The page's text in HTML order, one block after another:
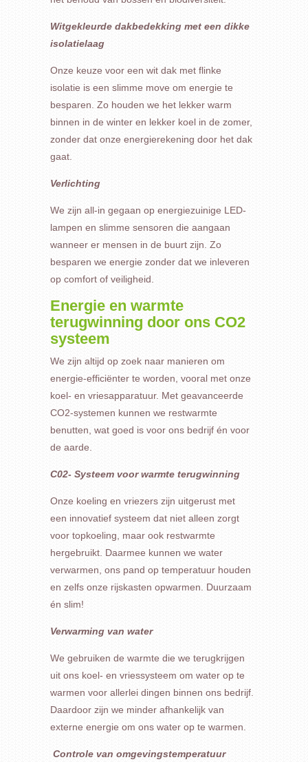
Witgekleurde dakbedekking met een dikke
isolatielaag
Onze keuze voor een wit dak met flinke
isolatie is een slimme move om energie te
besparen. Zo houden we het lekker warm
binnen in de winter en lekker koel in de zomer,
zonder dat onze energierekening door het dak
gaat.
Verlichting
We zijn all-in gegaan op energiezuinige LED-
lampen en slimme sensoren die aangaan
wanneer er mensen in de buurt zijn. Zo
besparen we energie zonder dat we inleveren
op comfort of veiligheid.
Energie en warmte
terugwinning door ons CO2
systeem
We zijn altijd op zoek naar manieren om
energie-efficiënter te worden, vooral met onze
koel- en vriesapparatuur. Met geavanceerde
CO2-systemen kunnen we restwarmte
benutten, wat goed is voor ons bedrijf én voor
de aarde.
C02- Systeem voor warmte terugwinning
Onze koeling en vriezers zijn uitgerust met
een innovatief systeem dat niet alleen zorgt
voor topkoeling, maar ook restwarmte
hergebruikt. Daarmee kunnen we water
verwarmen, ons pand op temperatuur houden
en zelfs onze rijskasten opwarmen. Duurzaam
én slim!
Verwarming van water
We gebruiken de warmte die we terugkrijgen
uit ons koel- en vriessysteem om water op te
warmen voor allerlei dingen binnen ons bedrijf.
Daardoor zijn we minder afhankelijk van
externe energie om ons water op te warmen.
Controle van omgevingstemperatuur